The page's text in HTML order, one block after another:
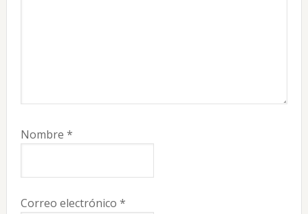
Nombre *
Correo electrónico *